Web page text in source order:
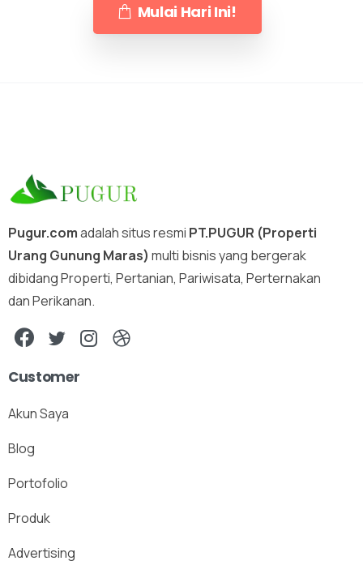
Mulai Hari Ini!
Pugur.comadalah situs resmi PT.PUGUR (Properti
Urang Gunung Maras) multi bisnis yang bergerak
dibidang Properti, Pertanian, Pariwisata, Perternakan
dan Perikanan.
Customer
Akun Saya
Blog
Portofolio
Produk
Advertising